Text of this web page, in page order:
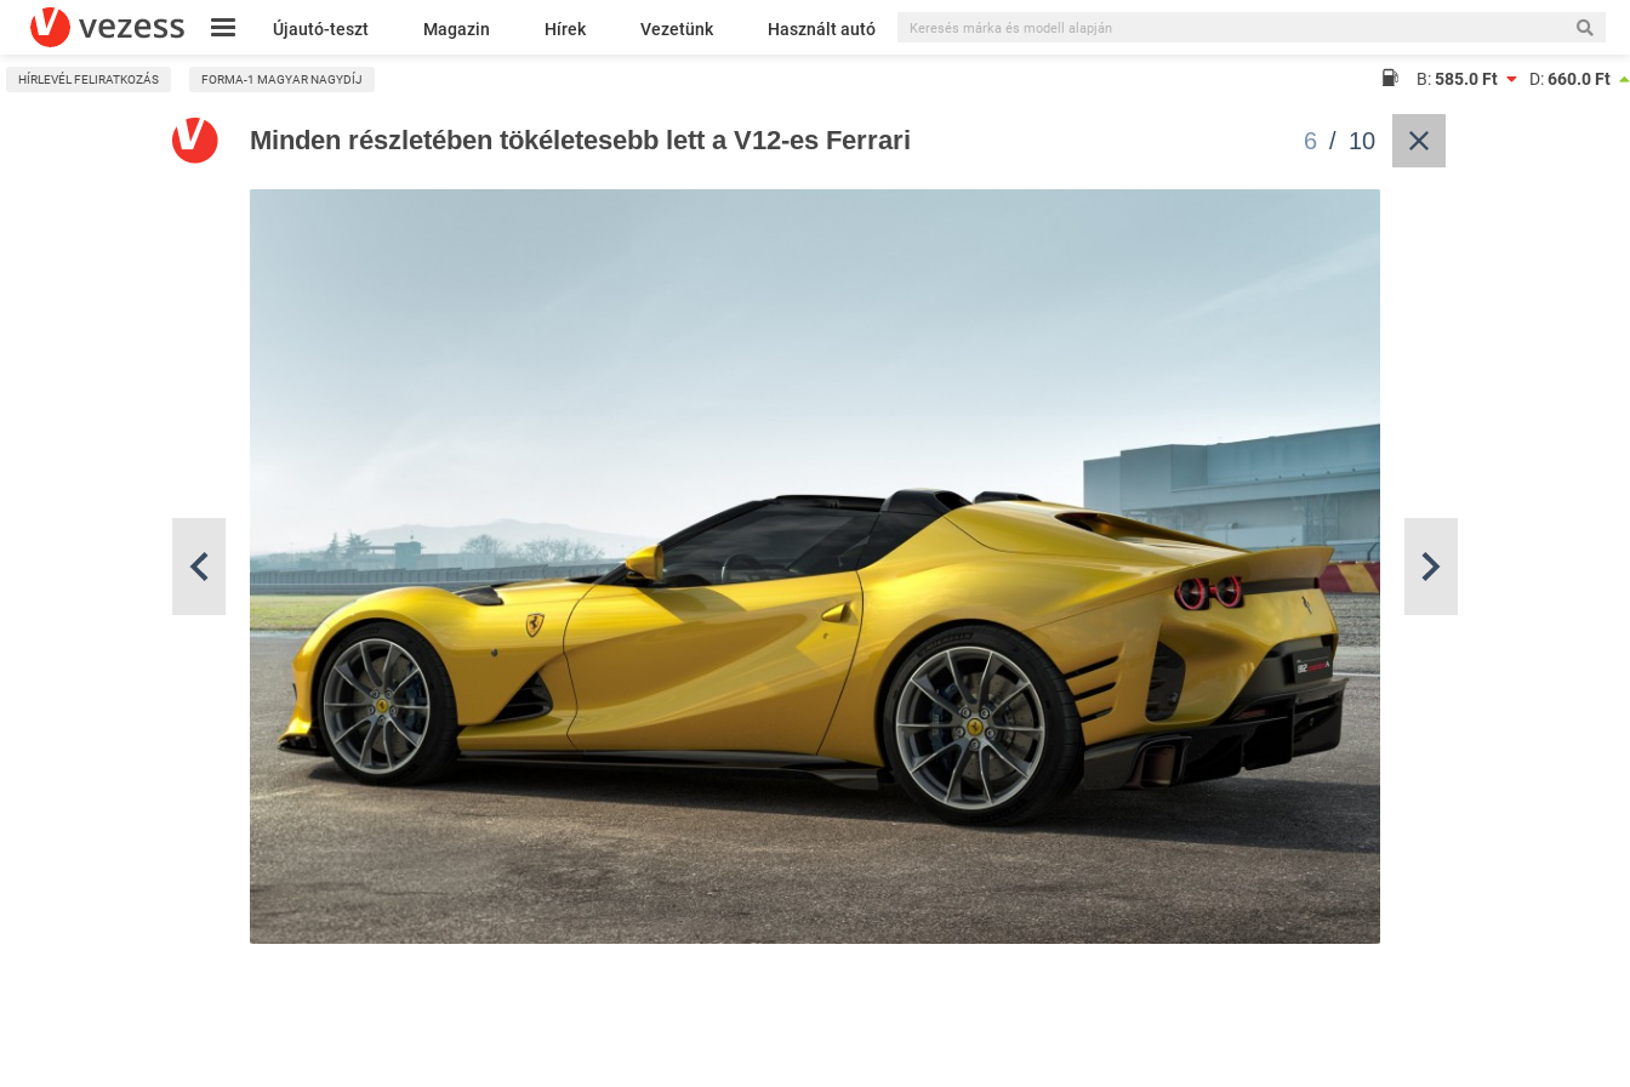
Újautó-teszt Magazin Hírek Vezetünk Használt autó
Kresz
HÍRLEVÉL FELIRATKOZÁS FORMA-1 MAGYAR NAGYDÍJ B:585.0 Ft D:660.0 Ft
Minden részletében tökéletesebb lett a V12-es Ferrari 6 / 10